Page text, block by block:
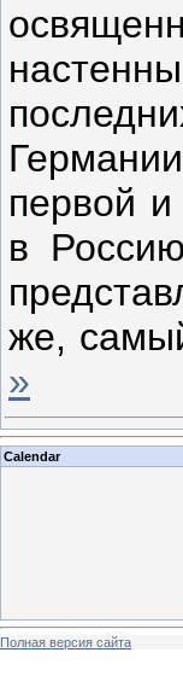
первой
в
же,
»
Calendar
Полная версия сайта